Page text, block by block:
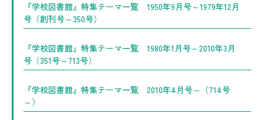
『学校図書館』特集テーマ一覧 1950年9月号～1979年12月
号（創刊号～350号）
『学校図書館』特集テーマ一覧 1980年1月号～2010年3月
号（351号～713号）
『学校図書館』特集テーマ一覧 2010年4月号～（714号
～）